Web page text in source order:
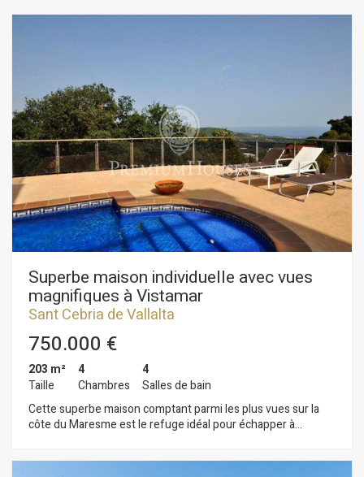
Superbe maison individuelle avec vues
magnifiques à Vistamar
Sant Cebria de Vallalta
750.000 €
203 m²
Taille
4
Chambres
4
Salles de bain
Cette superbe maison comptant parmi les plus vues sur la
côte du Maresme est le refuge idéal pour échapper à